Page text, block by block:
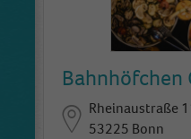
Bahnhöfchen
Rheinaustraße
53225 Bonn